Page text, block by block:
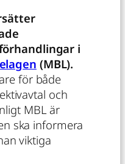
i
(MBL).
för både
och
MBL är
ska informera
viktiga